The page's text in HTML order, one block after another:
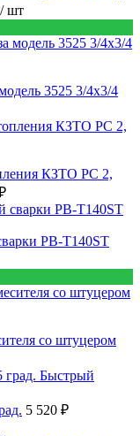
/ шт
3525 3/4x3/4
КЗТО РС 2,
PB-T140ST
со штуцером
Быстрый
5 520 ₽